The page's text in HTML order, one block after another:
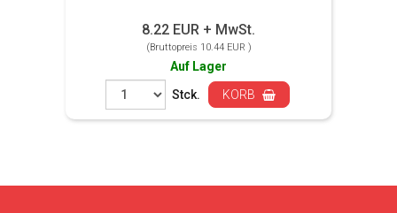
8.22 EUR + MwSt.
(Bruttopreis 10.44 EUR )
Auf Lager
Stck.
KORB